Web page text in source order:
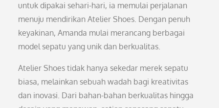
untuk dipakai sehari-hari, ia memulai perjalanan
menuju mendirikan Atelier Shoes. Dengan penuh
keyakinan, Amanda mulai merancang berbagai
model sepatu yang unik dan berkualitas.
Atelier Shoes tidak hanya sekedar merek sepatu
biasa, melainkan sebuah wadah bagi kreativitas
dan inovasi. Dari bahan-bahan berkualitas hingga